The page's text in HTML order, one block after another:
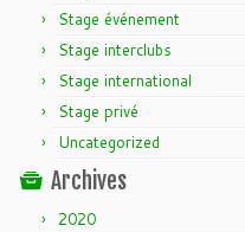
Stage événement
Stage interclubs
Stage international
Stage privé
Uncategorized
Archives
2020